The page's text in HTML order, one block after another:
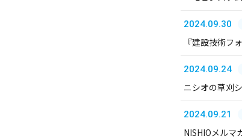
2024.09.30
『建設技術フ
2024.09.24
ニシオの草刈
2024.09.21
NISHIOメルマ